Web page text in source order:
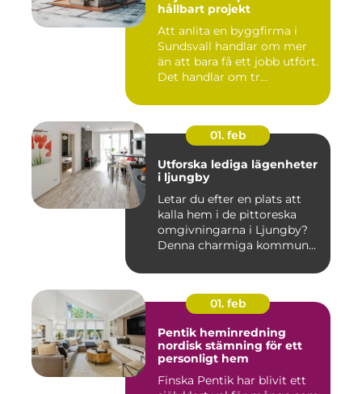
hållbart projekt
Att anlita en byggfirma i
Sundsvall handlar om mer
än att bara få ett jobb utfört.
Det handlar om tr...
01. feb
Utforska lediga lägenheter
i ljungby
Letar du efter en plats att
kalla hem i de pittoreska
omgivningarna i Ljungby?
Denna charmiga kommun...
01. feb
Pentik heminredning
nordisk stämning för ett
personligt hem
Finska Pentik har blivit ett